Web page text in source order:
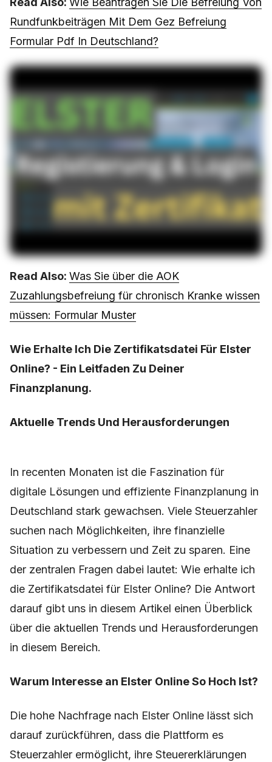
Rundfunkbeiträgen Mit Dem Gez Befreiung
Formular Pdf In Deutschland?
Read Also: Was Sie über die AOK
Zuzahlungsbefreiung für chronisch Kranke wissen
müssen: Formular Muster
Wie Erhalte Ich Die Zertifikatsdatei Für Elster
Online? - Ein Leitfaden Zu Deiner
Finanzplanung.
Aktuelle Trends Und Herausforderungen
In recenten Monaten ist die Faszination für
digitale Lösungen und effiziente Finanzplanung in
Deutschland stark gewachsen. Viele Steuerzahler
suchen nach Möglichkeiten, ihre finanzielle
Situation zu verbessern und Zeit zu sparen. Eine
der zentralen Fragen dabei lautet: Wie erhalte ich
die Zertifikatsdatei für Elster Online? Die Antwort
darauf gibt uns in diesem Artikel einen Überblick
über die aktuellen Trends und Herausforderungen
in diesem Bereich.
Warum Interesse an Elster Online So Hoch Ist?
Die hohe Nachfrage nach Elster Online lässt sich
darauf zurückführen, dass die Plattform es
Steuerzahler ermöglicht, ihre Steuererklärungen